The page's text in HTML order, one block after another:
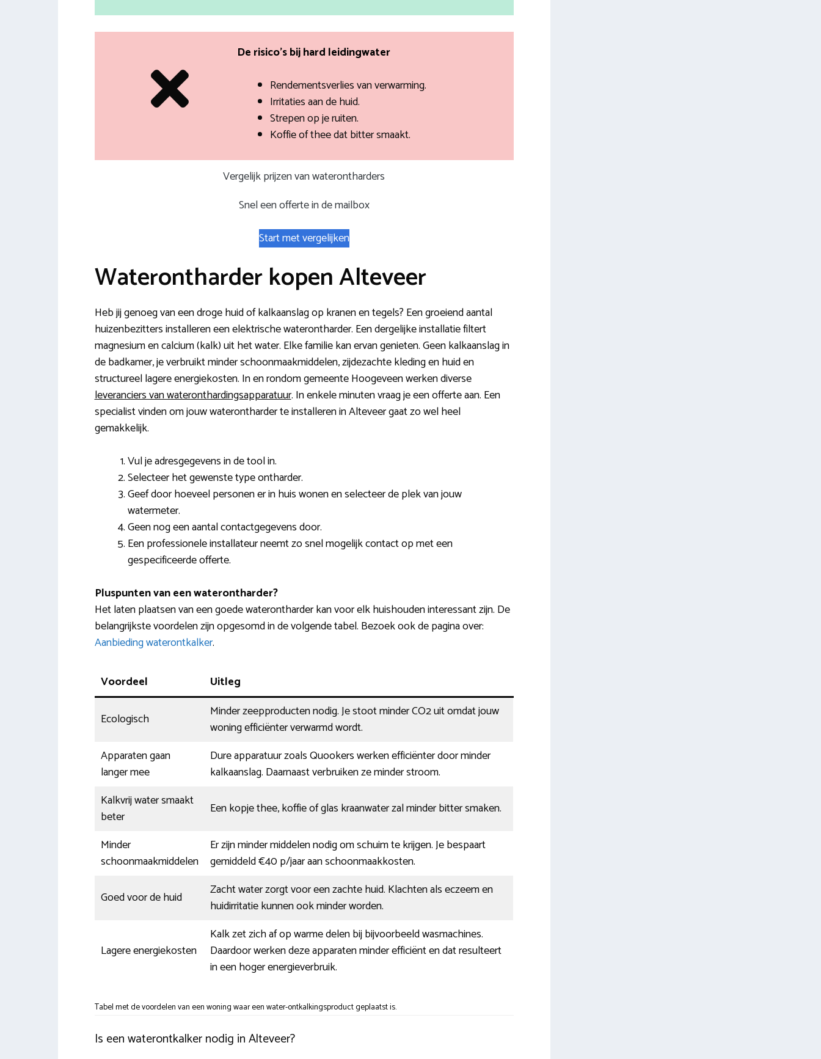
De risico’s bij hard leidingwater
Rendementsverlies van verwarming.
Irritaties aan de huid.
Strepen op je ruiten.
Koffie of thee dat bitter smaakt.
Vergelijk prijzen van waterontharders
Snel een offerte in de mailbox
Start met vergelijken
Waterontharder kopen Alteveer
Heb jij genoeg van een droge huid of kalkaanslag op kranen en tegels? Een groeiend aantal
huizenbezitters installeren een elektrische waterontharder. Een dergelijke installatie filtert
magnesium en calcium (kalk) uit het water. Elke familie kan ervan genieten. Geen kalkaanslag in
de badkamer, je verbruikt minder schoonmaakmiddelen, zijdezachte kleding en huid en
structureel lagere energiekosten. In en rondom gemeente Hoogeveen werken diverse
leveranciers van wateronthardingsapparatuur. In enkele minuten vraag je een offerte aan. Een
specialist vinden om jouw waterontharder te installeren in Alteveer gaat zo wel heel
gemakkelijk.
Vul je adresgegevens in de tool in.
Selecteer het gewenste type ontharder.
Geef door hoeveel personen er in huis wonen en selecteer de plek van jouw
watermeter.
Geen nog een aantal contactgegevens door.
Een professionele installateur neemt zo snel mogelijk contact op met een
gespecificeerde offerte.
Pluspunten van een waterontharder?
Het laten plaatsen van een goede waterontharder kan voor elk huishouden interessant zijn. De
belangrijkste voordelen zijn opgesomd in de volgende tabel. Bezoek ook de pagina over:
Aanbieding waterontkalker.
Voordeel Uitleg
Ecologisch
Minder zeepproducten nodig. Je stoot minder CO2 uit omdat jouw
woning efficiënter verwarmd wordt.
Apparaten gaan
langer mee
Dure apparatuur zoals Quookers werken efficiënter door minder
kalkaanslag. Daarnaast verbruiken ze minder stroom.
Kalkvrij water smaakt
beter
Een kopje thee, koffie of glas kraanwater zal minder bitter smaken.
Minder
schoonmaakmiddelen
Er zijn minder middelen nodig om schuim te krijgen. Je bespaart
gemiddeld €40 p/jaar aan schoonmaakkosten.
Goed voor de huid
Zacht water zorgt voor een zachte huid. Klachten als eczeem en
huidirritatie kunnen ook minder worden.
Lagere energiekosten
Kalk zet zich af op warme delen bij bijvoorbeeld wasmachines.
Daardoor werken deze apparaten minder efficiënt en dat resulteert
in een hoger energieverbruik.
Tabel met de voordelen van een woning waar een water-ontkalkingsproduct geplaatst is.
Is een waterontkalker nodig in Alteveer?